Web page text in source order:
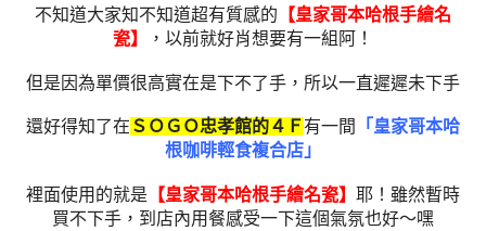
不知道大家知不知道超有質感的 【皇家哥本哈根手繪名
瓷】
，以前就好肖想要有一組阿！
但是因為單價很高實在是下不了手，所以一直遲遲未下手
還好得知了在 ＳＯＧＯ忠孝館的４Ｆ有一間
「皇家哥本哈
根咖啡輕食複合店」
裡面使用的就是 【皇家哥本哈根手繪名瓷】 耶！雖然暫時
買不下手，到店內用餐感受一下這個氣氛也好～嘿